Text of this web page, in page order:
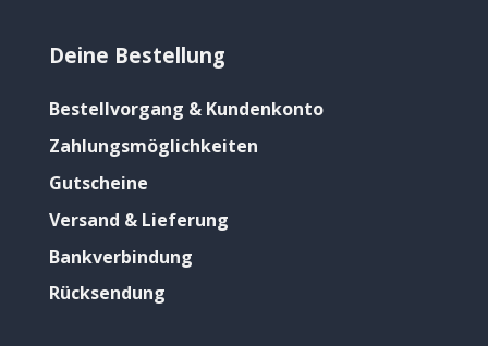
Deine Bestellung
Bestellvorgang & Kundenkonto
Zahlungsmöglichkeiten
Gutscheine
Versand & Lieferung
Bankverbindung
Rücksendung